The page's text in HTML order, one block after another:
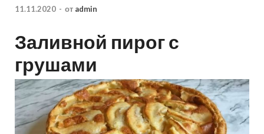
11.11.2020 - от admin
Заливной пирог с
грушами